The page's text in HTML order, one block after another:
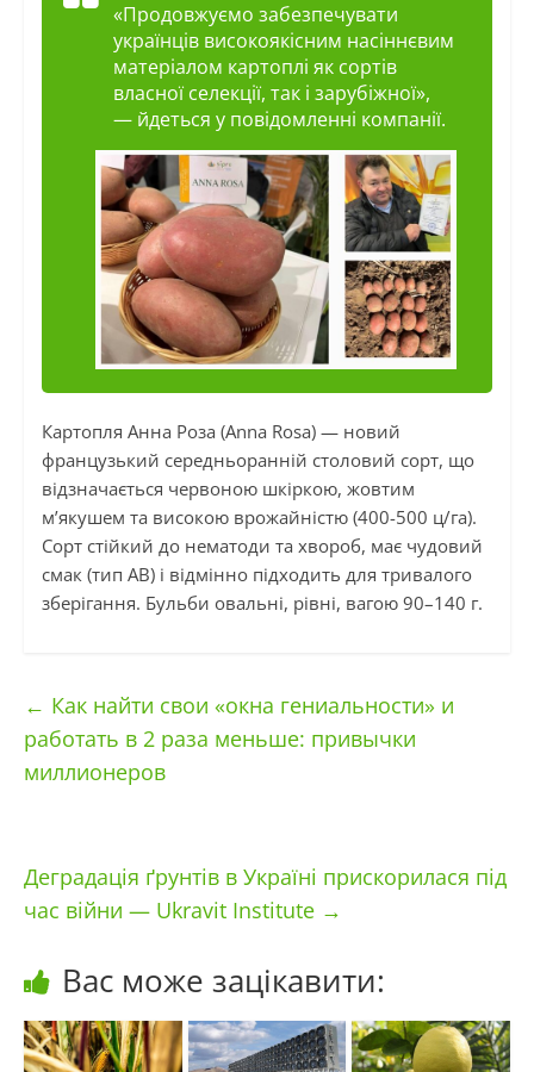
«Продовжуємо забезпечувати
українців високоякісним насіннєвим
матеріалом картоплі як сортів
власної селекції, так і зарубіжної»,
— йдеться у повідомленні компанії.
Картопля Анна Роза (Anna Rosa) — новий
французький середньоранній столовий сорт, що
відзначається червоною шкіркою, жовтим
м’якушем та високою врожайністю (400-500 ц/га).
Сорт стійкий до нематоди та хвороб, має чудовий
смак (тип AB) і відмінно підходить для тривалого
зберігання. Бульби овальні, рівні, вагою 90–140 г.
← Как найти свои «окна гениальности» и
работать в 2 раза меньше: привычки
миллионеров
Деградація ґрунтів в Україні прискорилася під
час війни — Ukravit Institute →
Вас може зацікавити: